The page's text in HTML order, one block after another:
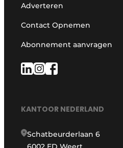
Adverteren
Contact Opnemen
Abonnement aanvragen
KANTOOR NEDERLAND
Schatbeurderlaan 6